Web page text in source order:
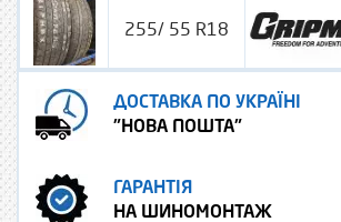
255/ 55 R18
ДОСТАВКА ПО УКРАЇНІ
"НОВА ПОШТА"
ГАРАНТІЯ
НА ШИНОМОНТАЖ